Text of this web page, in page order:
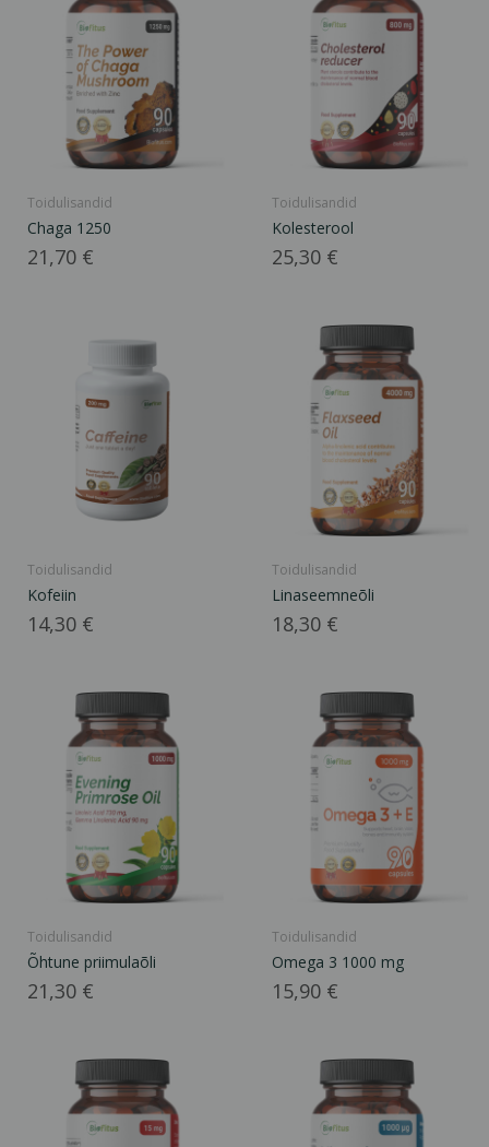
Toidulisandid
Chaga 1250
Hind
21,70 €
Toidulisandid
Kolesterool
Hind
25,30 €
Toidulisandid
Kofeiin
Hind
14,30 €
Toidulisandid
Linaseemneõli
Hind
18,30 €
Toidulisandid
Õhtune priimulaõli
Hind
21,30 €
Toidulisandid
Omega 3 1000 mg
Hind
15,90 €